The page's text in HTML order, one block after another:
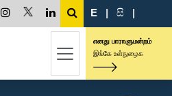
E | සි |
எனது பாராளுமன்றம்
இங்கே உள்நுழைக